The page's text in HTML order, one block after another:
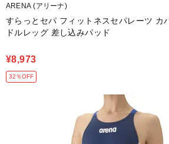
ARENA (アリーナ)
すらっとセパ フィットネスセパレーツ カ
ドルレッグ 差し込みパッド
¥8,973
32％OFF